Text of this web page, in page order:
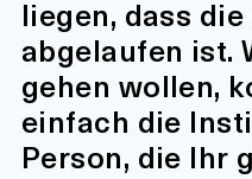
liegen, dass
abgelaufen ist.
gehen wollen,
einfach die
Person, die Ihr